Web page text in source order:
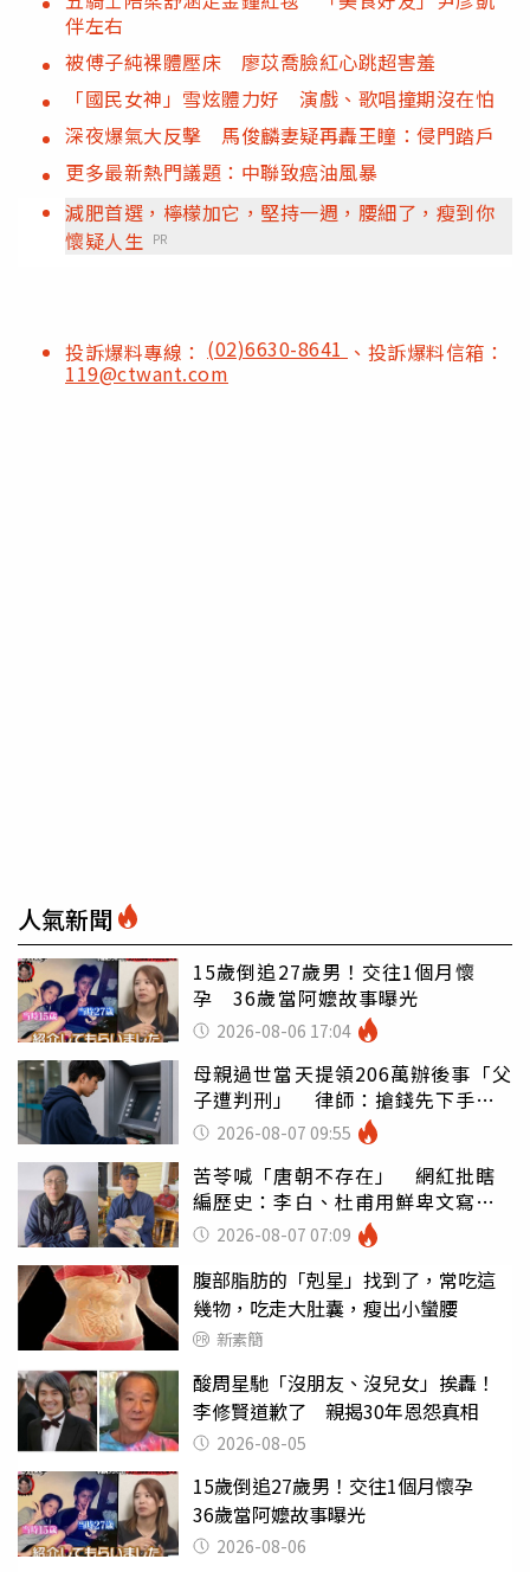
伴左右
被傅子純裸體壓床 廖苡喬臉紅心跳超害羞
「國民女神」雪炫體力好 演戲、歌唱撞期沒在怕
深夜爆氣大反擊 馬俊麟妻疑再轟王瞳：侵門踏戶
更多最新熱門議題：中聯致癌油風暴
減肥首選，檸檬加它，堅持一週，腰細了，瘦到你
懷疑人生
PR
投訴爆料專線： (02)6630-8641 、投訴爆料信箱：
119@ctwant.com
人氣新聞
15歲倒追27歲男！交往1個月懷
孕 36歲當阿嬤故事曝光
2026-08-06 17:04
母親過世當天提領206萬辦後事「父
子遭判刑」 律師：搶錢先下手是
罪 2026-08-07 09:55
苦苓喊「唐朝不存在」 網紅批瞎
編歷史：李白、杜甫用鮮卑文寫
詩？2026-08-07 07:09
腹部脂肪的「剋星」找到了，常吃這
幾物，吃走大肚囊，瘦出小蠻腰
新素簡
酸周星馳「沒朋友、沒兒女」挨轟！
李修賢道歉了 親揭30年恩怨真相
2026-08-05
15歲倒追27歲男！交往1個月懷孕
36歲當阿嬤故事曝光
2026-08-06